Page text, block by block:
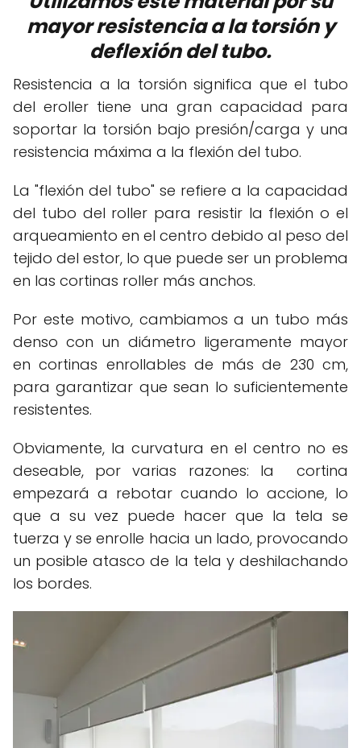
mayor resistencia a la torsión y
deflexión del tubo.
Resistencia a la torsión significa que el tubo
del eroller tiene una gran capacidad para
soportar la torsión bajo presión/carga y una
resistencia máxima a la flexión del tubo.
La "flexión del tubo" se refiere a la capacidad
del tubo del roller para resistir la flexión o el
arqueamiento en el centro debido al peso del
tejido del estor, lo que puede ser un problema
en las cortinas roller más anchos.
Por este motivo, cambiamos a un tubo más
denso con un diámetro ligeramente mayor
en cortinas enrollables de más de 230 cm,
para garantizar que sean lo suficientemente
resistentes.
Obviamente, la curvatura en el centro no es
deseable, por varias razones: la cortina
empezará a rebotar cuando lo accione, lo
que a su vez puede hacer que la tela se
tuerza y se enrolle hacia un lado, provocando
un posible atasco de la tela y deshilachando
los bordes.